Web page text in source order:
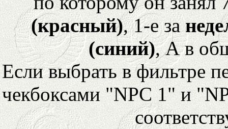
(красный), 1-е за
(синий), А в
Если выбрать в фильтре
чекбоксами "NPC 1" и